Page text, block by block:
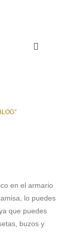
en el armario
lo puedes
que puedes
buzos y